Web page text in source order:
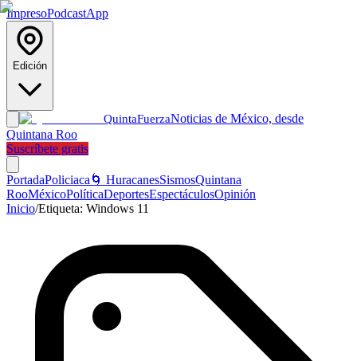
ImpresoPodcastApp
Edición
QuintaFuerzaNoticias de México, desde
Quintana Roo
Suscríbete gratis
PortadaPoliciaca 🌀 HuracanesSismosQuintana
RooMéxicoPolíticaDeportesEspectáculosOpinión
Inicio/Etiqueta: Windows 11